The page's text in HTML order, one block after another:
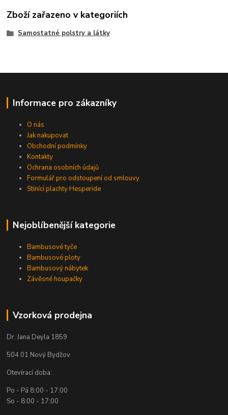
Zboží zařazeno v kategoriích
Samostatné polstry a látky
Informace pro zákazníky
O nás
Jak nakupovat
Obchodní podmínky
Kontakty
Ochrana osobních údajů
Formulář pro odstoupení od smlouvy
Stínící plachty Hesperide
Nejoblíbenější kategorie
Bambusové tyče
Bambusové ploty
Bambusový nábytek
Závěsné houpačky
Vzorková prodejna
Dr. Jana Deyla 1859
504 01 Nový Bydžov
Otevírací doba:
Po - Pá 8:00 - 17:00
So - 8:00 - 17:00